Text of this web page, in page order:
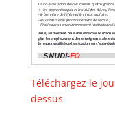
Téléchargez le
dessus